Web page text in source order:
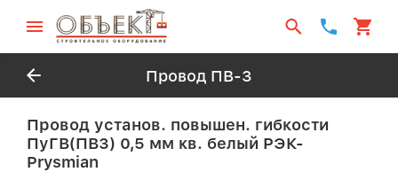
Провод ПВ-3
Провод установ. повышен. гибкости
ПуГВ(ПВ3) 0,5 мм кв. белый РЭК-
Prysmian